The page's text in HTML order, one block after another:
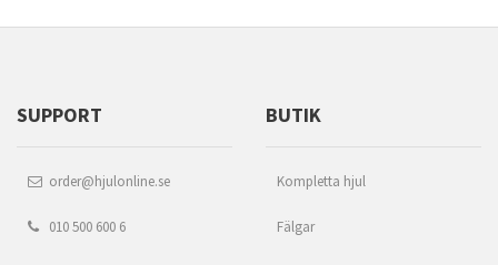
SUPPORT
order@hjulonline.se
010 500 600 6
BUTIK
Kompletta hjul
Fälgar